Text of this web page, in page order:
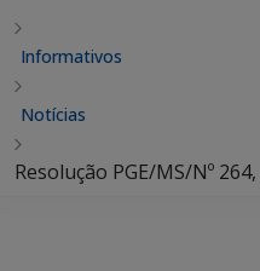
Informativos
Notícias
Resolução PGE/MS/Nº